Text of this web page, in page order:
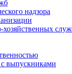
надзора
хозяйственных
выпускниками